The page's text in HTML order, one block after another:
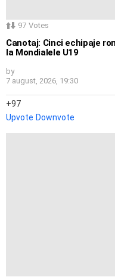
97 Votes
Canotaj: Cinci echipaje
la Mondialele U19
by
7 august, 2026, 19:30
97
Upvote Downvote